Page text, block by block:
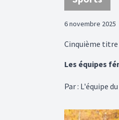
6 novembre 2025
Cinquième
Les équipes
Par: L'équipe